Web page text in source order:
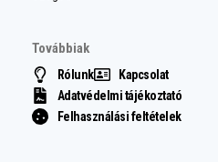
Továbbiak
Rólunk
Kapcsolat
Adatvédelmi tájékoztató
Felhasználási feltételek